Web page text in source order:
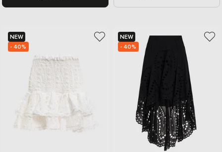
NEW
- 40%
NEW
- 40%